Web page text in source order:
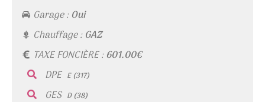
Garage :Oui
Chauffage :GAZ
TAXE FONCIÈRE :601.00€
DPE E (317)
GES D (38)